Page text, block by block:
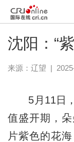
沈阳：“
来源： 辽望 |
5月11日，
值盛开期，
片紫色的花